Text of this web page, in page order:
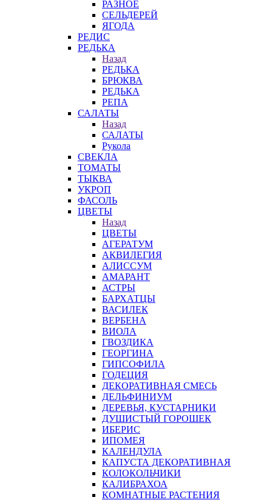
РАЗНОЕ
СЕЛЬДЕРЕЙ
ЯГОДА
РЕДИС
РЕДЬКА
Назад
РЕДЬКА
БРЮКВА
РЕДЬКА
РЕПА
САЛАТЫ
Назад
САЛАТЫ
Рукола
СВЕКЛА
ТОМАТЫ
ТЫКВА
УКРОП
ФАСОЛЬ
ЦВЕТЫ
Назад
ЦВЕТЫ
АГЕРАТУМ
АКВИЛЕГИЯ
АЛИССУМ
АМАРАНТ
АСТРЫ
БАРХАТЦЫ
ВАСИЛЕК
ВЕРБЕНА
ВИОЛА
ГВОЗДИКА
ГЕОРГИНА
ГИПСОФИЛА
ГОДЕЦИЯ
ДЕКОРАТИВНАЯ СМЕСЬ
ДЕЛЬФИНИУМ
ДЕРЕВЬЯ, КУСТАРНИКИ
ДУШИСТЫЙ ГОРОШЕК
ИБЕРИС
ИПОМЕЯ
КАЛЕНДУЛА
КАПУСТА ДЕКОРАТИВНАЯ
КОЛОКОЛЬЧИКИ
КАЛИБРАХОА
КОМНАТНЫЕ РАСТЕНИЯ